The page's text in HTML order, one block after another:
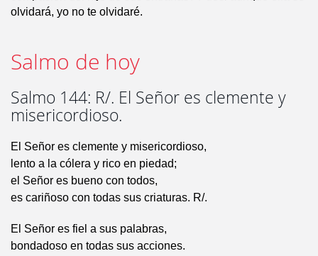
olvidará, yo no te olvidaré.
Salmo de hoy
Salmo 144: R/. El Señor es clemente y
misericordioso.
El Señor es clemente y misericordioso,
lento a la cólera y rico en piedad;
el Señor es bueno con todos,
es cariñoso con todas sus criaturas. R/.
El Señor es fiel a sus palabras,
bondadoso en todas sus acciones.